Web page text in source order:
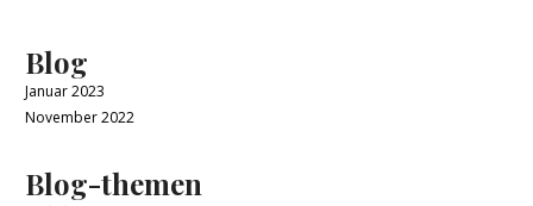
Blog
Januar 2023
November 2022
Blog-themen